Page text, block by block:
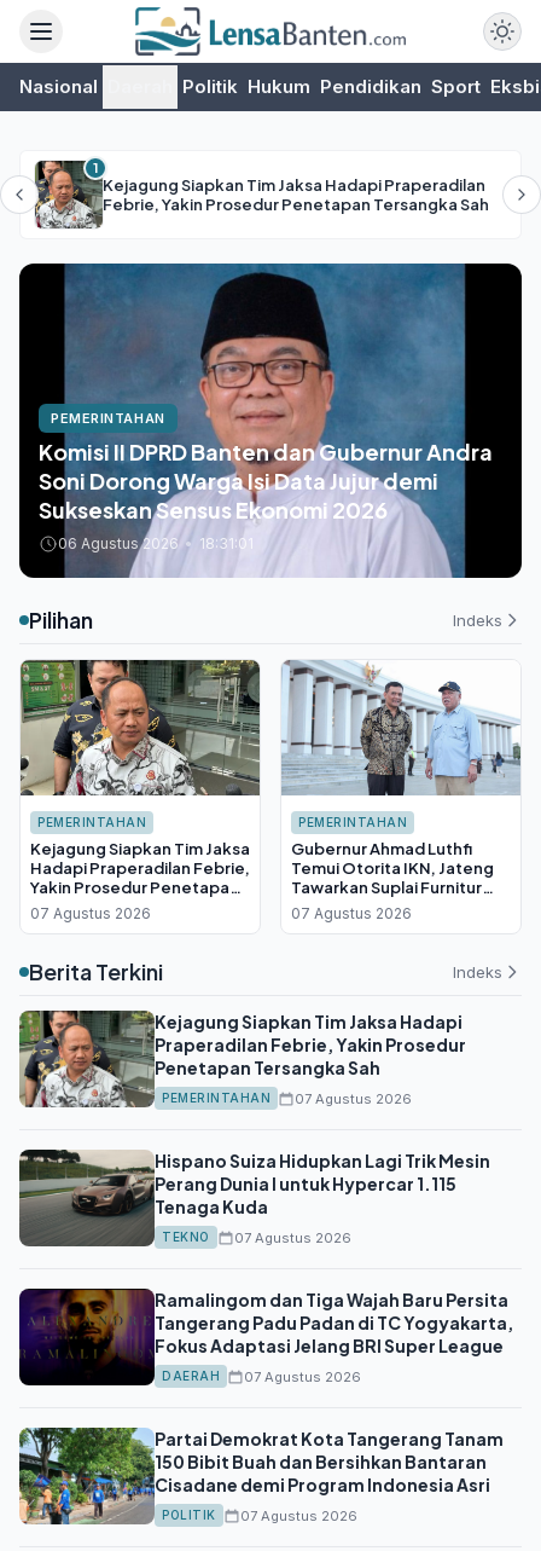
Nasional Politik Hukum Pendidikan Sport
1
Kejagung Siapkan Tim Jaksa Hadapi Praperadilan
Febrie, Yakin Prosedur Penetapan Tersangka Sah
NASIONAL
Menteri PU Bantah Hoaks Cuti, Tegaskan
Fokus Benahi Administrasi
31 Juli 2026•14:04:32
Pilihan Indeks
PEMERINTAHAN
Kejagung Siapkan Tim Jaksa
Hadapi Praperadilan Febrie,
Yakin Prosedur Penetapan
Tersangka Sah
07 Agustus 2026
PEMERINTAHAN
Gubernur Ahmad Luthfi
Temui Otorita IKN, Jateng
Tawarkan Suplai Furnitur
Hingga Insentif Fiskal
07 Agustus 2026
Berita Terkini Indeks
Kejagung Siapkan Tim Jaksa Hadapi
Praperadilan Febrie, Yakin Prosedur
Penetapan Tersangka Sah
PEMERINTAHAN 07 Agustus 2026
Hispano Suiza Hidupkan Lagi Trik Mesin
Perang Dunia I untuk Hypercar 1.115
Tenaga Kuda
TEKNO 07 Agustus 2026
Ramalingom dan Tiga Wajah Baru Persita
Tangerang Padu Padan di TC Yogyakarta,
Fokus Adaptasi Jelang BRI Super League
DAERAH 07 Agustus 2026
Partai Demokrat Kota Tangerang Tanam
150 Bibit Buah dan Bersihkan Bantaran
Cisadane demi Program Indonesia Asri
POLITIK 07 Agustus 2026